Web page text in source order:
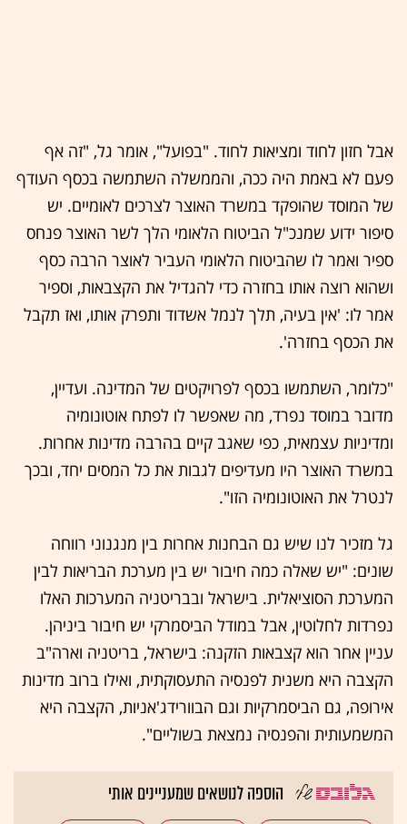
אבל חזון לחוד ומציאות לחוד. "בפועל", אומר גל, "זה אף
פעם לא באמת היה ככה, והממשלה השתמשה בכסף העודף
של המוסד שהופקד במשרד האוצר לצרכים לאומיים. יש
סיפור ידוע שמנכ"ל הביטוח הלאומי הלך לשר האוצר פנחס
ספיר ואמר לו שהביטוח הלאומי העביר לאוצר הרבה כסף
ושהוא רוצה אותו בחזרה כדי להגדיל את הקצבאות, וספיר
אמר לו: 'אין בעיה, תלך לנמל אשדוד ותפרק אותו, ואז תקבל
את הכסף בחזרה'.
"כלומר, השתמשו בכסף לפרויקטים של המדינה. ועדיין,
מדובר במוסד נפרד, מה שאפשר לו לפתח אוטונומיה
ומדיניות עצמאית, כפי שאגב קיים בהרבה מדינות אחרות.
במשרד האוצר היו מעדיפים לגבות את כל המסים יחד, ובכך
לנטרל את האוטונומיה הזו".
גל מזכיר לנו שיש גם הבחנות אחרות בין מנגנוני רווחה
שונים: "יש שאלה כמה חיבור יש בין מערכת הבריאות לבין
המערכת הסוציאלית. בישראל ובבריטניה המערכות האלו
נפרדות לחלוטין, אבל במודל הביסמרקי יש חיבור ביניהן.
עניין אחר הוא קצבאות הזקנה: בישראל, בריטניה וארה"ב
הקצבה היא משנית לפנסיה התעסוקתית, ואילו ברוב מדינות
אירופה, גם הביסמרקיות וגם הבוורידג'אניות, הקצבה היא
המשמעותית והפנסיה נמצאת בשוליים".
הוספה לנושאים שמעניינים אותי